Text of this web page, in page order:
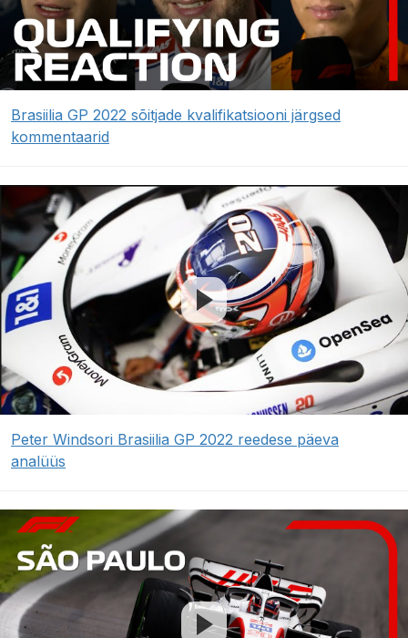
Brasiilia GP 2022 sõitjade kvalifikatsiooni järgsed
kommentaarid
Peter Windsori Brasiilia GP 2022 reedese päeva
analüüs